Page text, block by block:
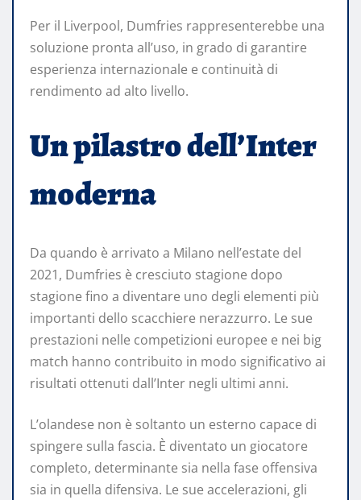
Per il Liverpool, Dumfries rappresenterebbe una
soluzione pronta all’uso, in grado di garantire
esperienza internazionale e continuità di
rendimento ad alto livello.
Un pilastro dell’Inter
moderna
Da quando è arrivato a Milano nell’estate del
2021, Dumfries è cresciuto stagione dopo
stagione fino a diventare uno degli elementi più
importanti dello scacchiere nerazzurro. Le sue
prestazioni nelle competizioni europee e nei big
match hanno contribuito in modo significativo ai
risultati ottenuti dall’Inter negli ultimi anni.
L’olandese non è soltanto un esterno capace di
spingere sulla fascia. È diventato un giocatore
completo, determinante sia nella fase offensiva
sia in quella difensiva. Le sue accelerazioni, gli